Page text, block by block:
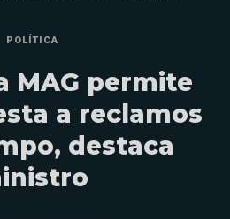
POLÍTICA
MAG permite
a reclamos
destaca